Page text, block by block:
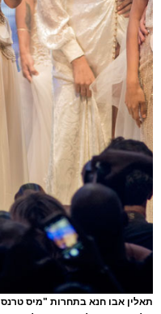
תאלין אבו חנא בתחרות "מיס